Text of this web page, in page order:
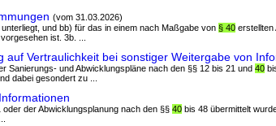
(vom 31.03.2026)
unterliegt, und bb) für das in einem nach Maßgabe von § 40 erstellten
ist. 3b. ...
auf Vertraulichkeit bei sonstiger Weitergabe von
Sanierungs- und Abwicklungspläne nach den §§ 12 bis 21 und 40
dabei gesondert zu ...
oder der Abwicklungsplanung nach den §§ 40 bis 48 übermittelt